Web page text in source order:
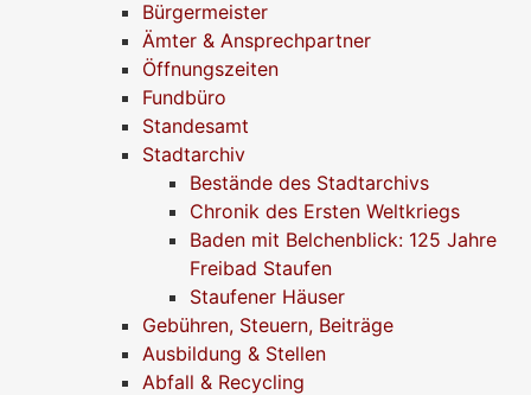
Bürgermeister
Ämter & Ansprechpartner
Öffnungszeiten
Fundbüro
Standesamt
Stadtarchiv
Bestände des Stadtarchivs
Chronik des Ersten Weltkriegs
Baden mit Belchenblick: 125 Jahre
Freibad Staufen
Staufener Häuser
Gebühren, Steuern, Beiträge
Ausbildung & Stellen
Abfall & Recycling